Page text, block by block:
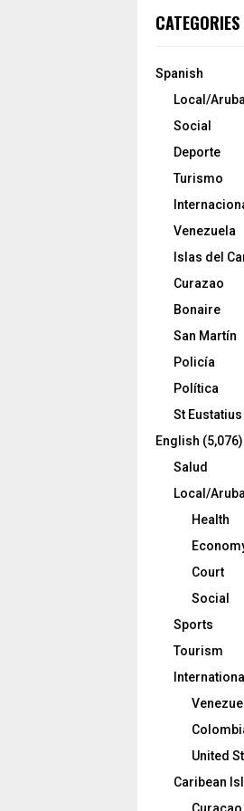
CATEGORIES
Spanish
Local/Aruba
Social
Deporte
Turismo
Venezuela
Islas del
Curazao
Bonaire
San Martín
Policía
Política
St Eustatius
English (5,076)
Salud
Local/Aruba
Health
Court
Social
Sports
Tourism
International
United
Caribean
Curacao